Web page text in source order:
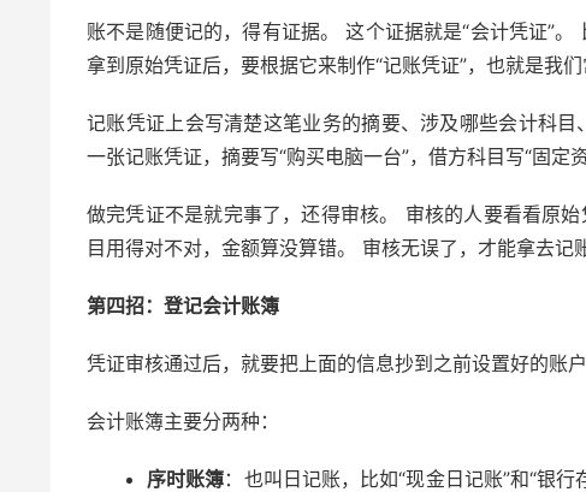
账不是随便记的，得有证据。 这个证据就是“会计凭证”
拿到原始凭证后，要根据它来制作“记账凭证”，也就是我们
记账凭证上会写清楚这笔业务的摘要、涉及哪些会计科
一张记账凭证，摘要写“购买电脑一台”，借方科目写“固定
做完凭证不是就完事了，还得审核。 审核的人要看看原
目用得对不对，金额算没算错。 审核无误了，才能拿去记账
第四招：登记会计账簿
凭证审核通过后，就要把上面的信息抄到之前设置好的账
会计账簿主要分两种：
序时账簿：也叫日记账，比如“现金日记账”和“银